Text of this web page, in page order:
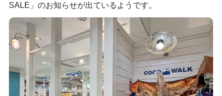
SALE」のお知らせが出ているようです。